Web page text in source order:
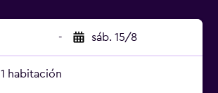
- sáb. 15/8
habitación